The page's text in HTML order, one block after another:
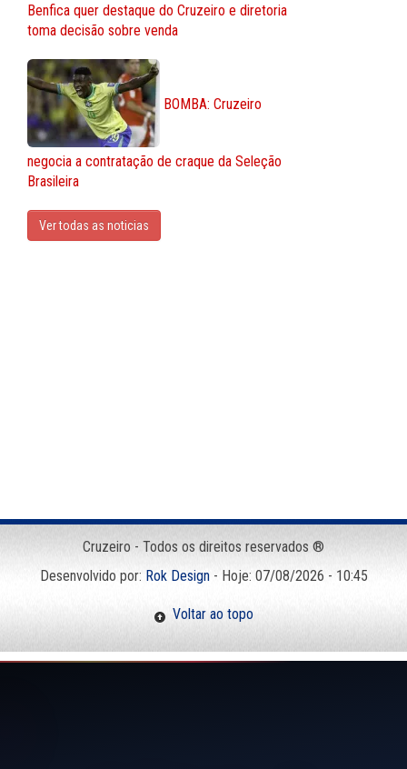
Benfica quer destaque do Cruzeiro e diretoria
toma decisão sobre venda
BOMBA: Cruzeiro
negocia a contratação de craque da Seleção
Brasileira
Ver todas as noticias
Cruzeiro - Todos os direitos reservados ®
Desenvolvido por: Rok Design- Hoje: 07/08/2026 - 10:45
Voltar ao topo